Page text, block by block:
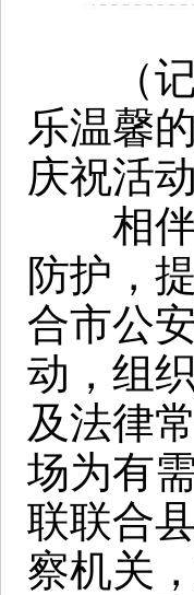
（记
乐温馨
庆祝活
相伴
防护，
合市公
动，组
及法律
场为有
联联合
察机关